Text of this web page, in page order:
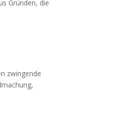
Gründen, die
zwingende